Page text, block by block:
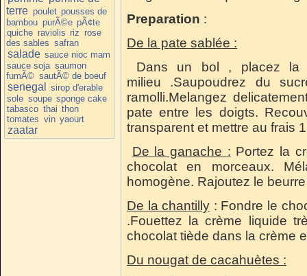
terre poulet pousses de
bambou purÃ©e pÃ¢te
quiche raviolis riz rose
des sables safran
salade sauce nioc mam
sauce soja saumon
fumÃ© sautÃ© de boeuf
senegal
sirop d'erable
sole soupe sponge cake
tabasco thai thon
tomates vin yaourt
zaatar
Preparation :
De la pate sablée :
Dans un bol , placez la
milieu .Saupoudrez du
ramolli.Melangez
pate entre les doigts.
transparent et mettre au frais
De la ganache : Portez la
chocolat en morceaux.
homogène. Rajoutez le
De la chantilly : Fondre le
.Fouettez la crème liquide
chocolat tiède dans la crème
Du nougat de cacahuètes :